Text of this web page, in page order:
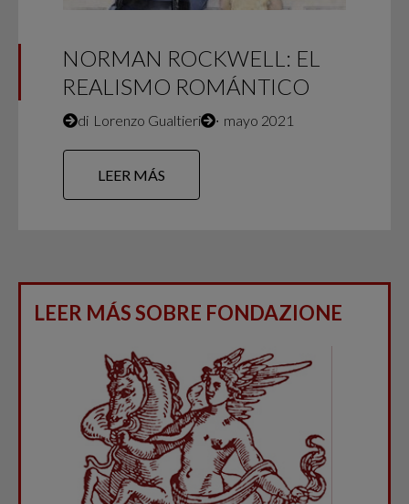
NORMAN ROCKWELL: EL
REALISMO ROMÁNTICO
di Lorenzo Gualtieri ∙ mayo 2021
LEER MÁS
LEER MÁS SOBRE FONDAZIONE